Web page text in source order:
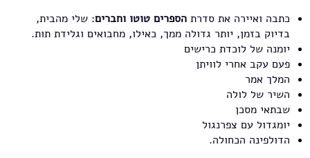
כתבה ואיירה את סדרת הספרים טוטו וחברים: שלי מהבית,
בדיוק בזמן, יותר גדולה ממך, כאילו, מחבואים וגלידת תות.
יומנה של לוכדת כרישים
פעם עקב אחרי לוויתן
המלך אמר
השיר של לולה
שבתאי מסכן
יומגדול עם צפרנגול
הדולפינה הכחולה.